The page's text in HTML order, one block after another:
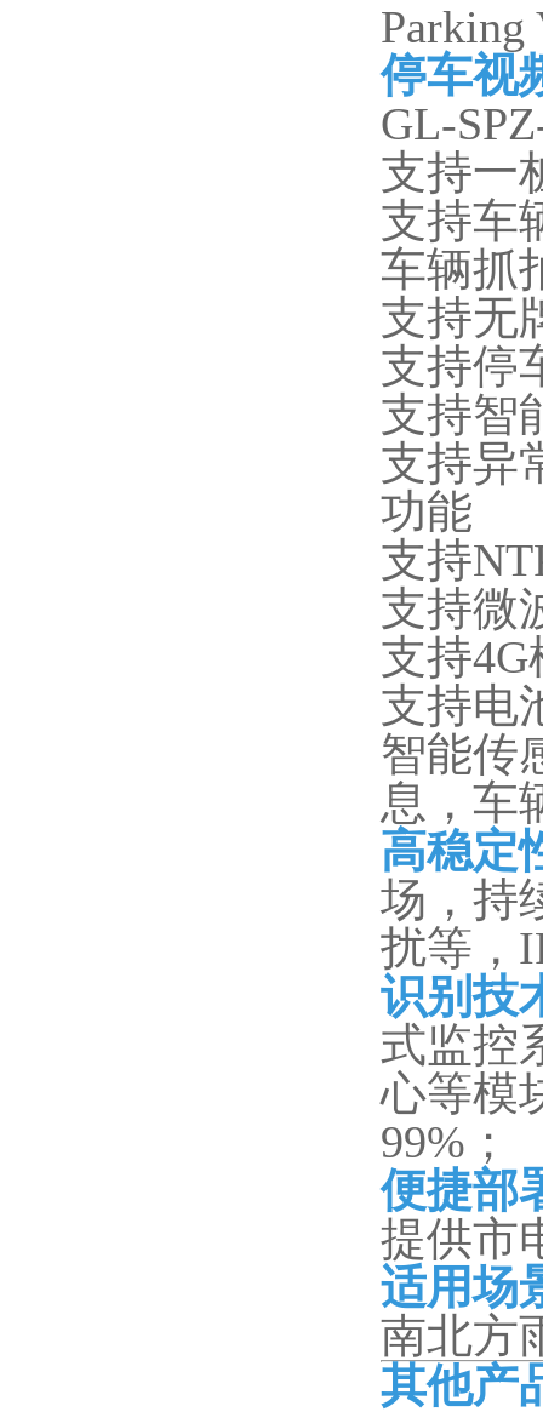
Parking
停车视
GL-
支持一
支持车
车辆抓
支持无
支持停
支持智
支持异
功能
支持
支持微
支持
支持电
智能传
息，车
高稳定
场，持
扰等，
识别技
式监控
心等模
99%；
便捷部
提供市
适用场
南北方
其他产